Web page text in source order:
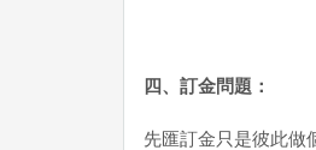
四、訂金問題：
先匯訂金只是彼此做